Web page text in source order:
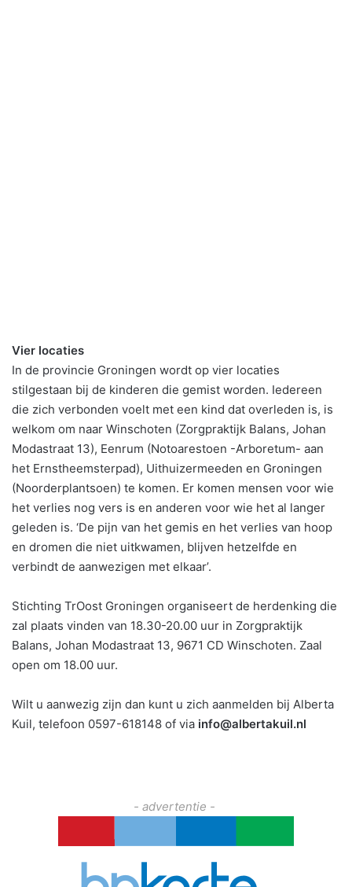
Vier locaties
In de provincie Groningen wordt op vier locaties
stilgestaan bij de kinderen die gemist worden. Iedereen
die zich verbonden voelt met een kind dat overleden is, is
welkom om naar Winschoten (Zorgpraktijk Balans, Johan
Modastraat 13), Eenrum (Notoarestoen -Arboretum- aan
het Ernstheemsterpad), Uithuizermeeden en Groningen
(Noorderplantsoen) te komen. Er komen mensen voor wie
het verlies nog vers is en anderen voor wie het al langer
geleden is. ‘De pijn van het gemis en het verlies van hoop
en dromen die niet uitkwamen, blijven hetzelfde en
verbindt de aanwezigen met elkaar’.
Stichting TrOost Groningen organiseert de herdenking die
zal plaats vinden van 18.30-20.00 uur in Zorgpraktijk
Balans, Johan Modastraat 13, 9671 CD Winschoten. Zaal
open om 18.00 uur.
Wilt u aanwezig zijn dan kunt u zich aanmelden bij Alberta
Kuil, telefoon 0597-618148 of via info@albertakuil.nl
- advertentie -